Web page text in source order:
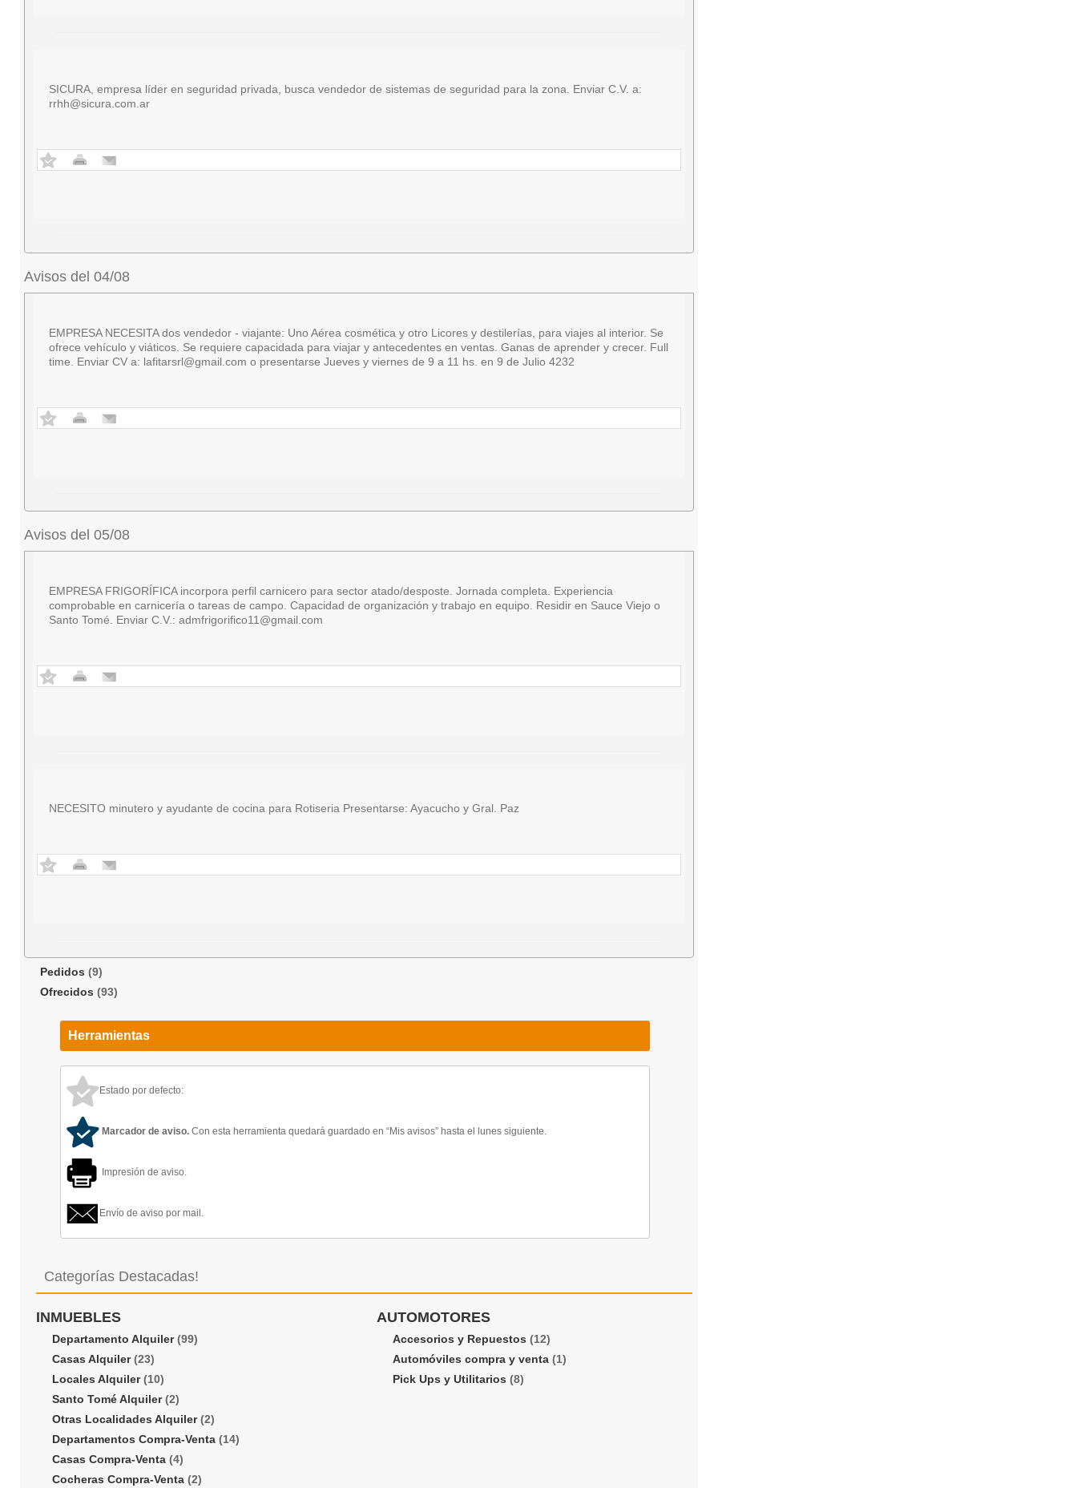
SICURA, empresa líder en seguridad privada, busca vendedor de sistemas de seguridad para la zona. Enviar C.V. a:
rrhh@sicura.com.ar
Avisos del 04/08
EMPRESA NECESITA dos vendedor - viajante: Uno Aérea cosmética y otro Licores y destilerías, para viajes al interior. Se
ofrece vehículo y viáticos. Se requiere capacidada para viajar y antecedentes en ventas. Ganas de aprender y crecer. Full
time. Enviar CV a: lafitarsrl@gmail.com o presentarse Jueves y viernes de 9 a 11 hs. en 9 de Julio 4232
Avisos del 05/08
EMPRESA FRIGORÍFICA incorpora perfil carnicero para sector atado/desposte. Jornada completa. Experiencia
comprobable en carnicería o tareas de campo. Capacidad de organización y trabajo en equipo. Residir en Sauce Viejo o
Santo Tomé. Enviar C.V.: admfrigorifico11@gmail.com
NECESITO minutero y ayudante de cocina para Rotiseria Presentarse: Ayacucho y Gral. Paz
Pedidos (9)
Ofrecidos (93)
Herramientas
Estado por defecto:
Marcador de aviso. Con esta herramienta quedará guardado en “Mis avisos” hasta el lunes siguiente.
Impresión de aviso.
Envío de aviso por mail.
Categorías Destacadas!
INMUEBLES
Departamento Alquiler(99)
Casas Alquiler(23)
Locales Alquiler(10)
Santo Tomé Alquiler(2)
Otras Localidades Alquiler(2)
Departamentos Compra-Venta (14)
Casas Compra-Venta (4)
Cocheras Compra-Venta (2)
AUTOMOTORES
Accesorios y Repuestos (12)
Automóviles compra y venta(1)
Pick Ups y Utilitarios (8)